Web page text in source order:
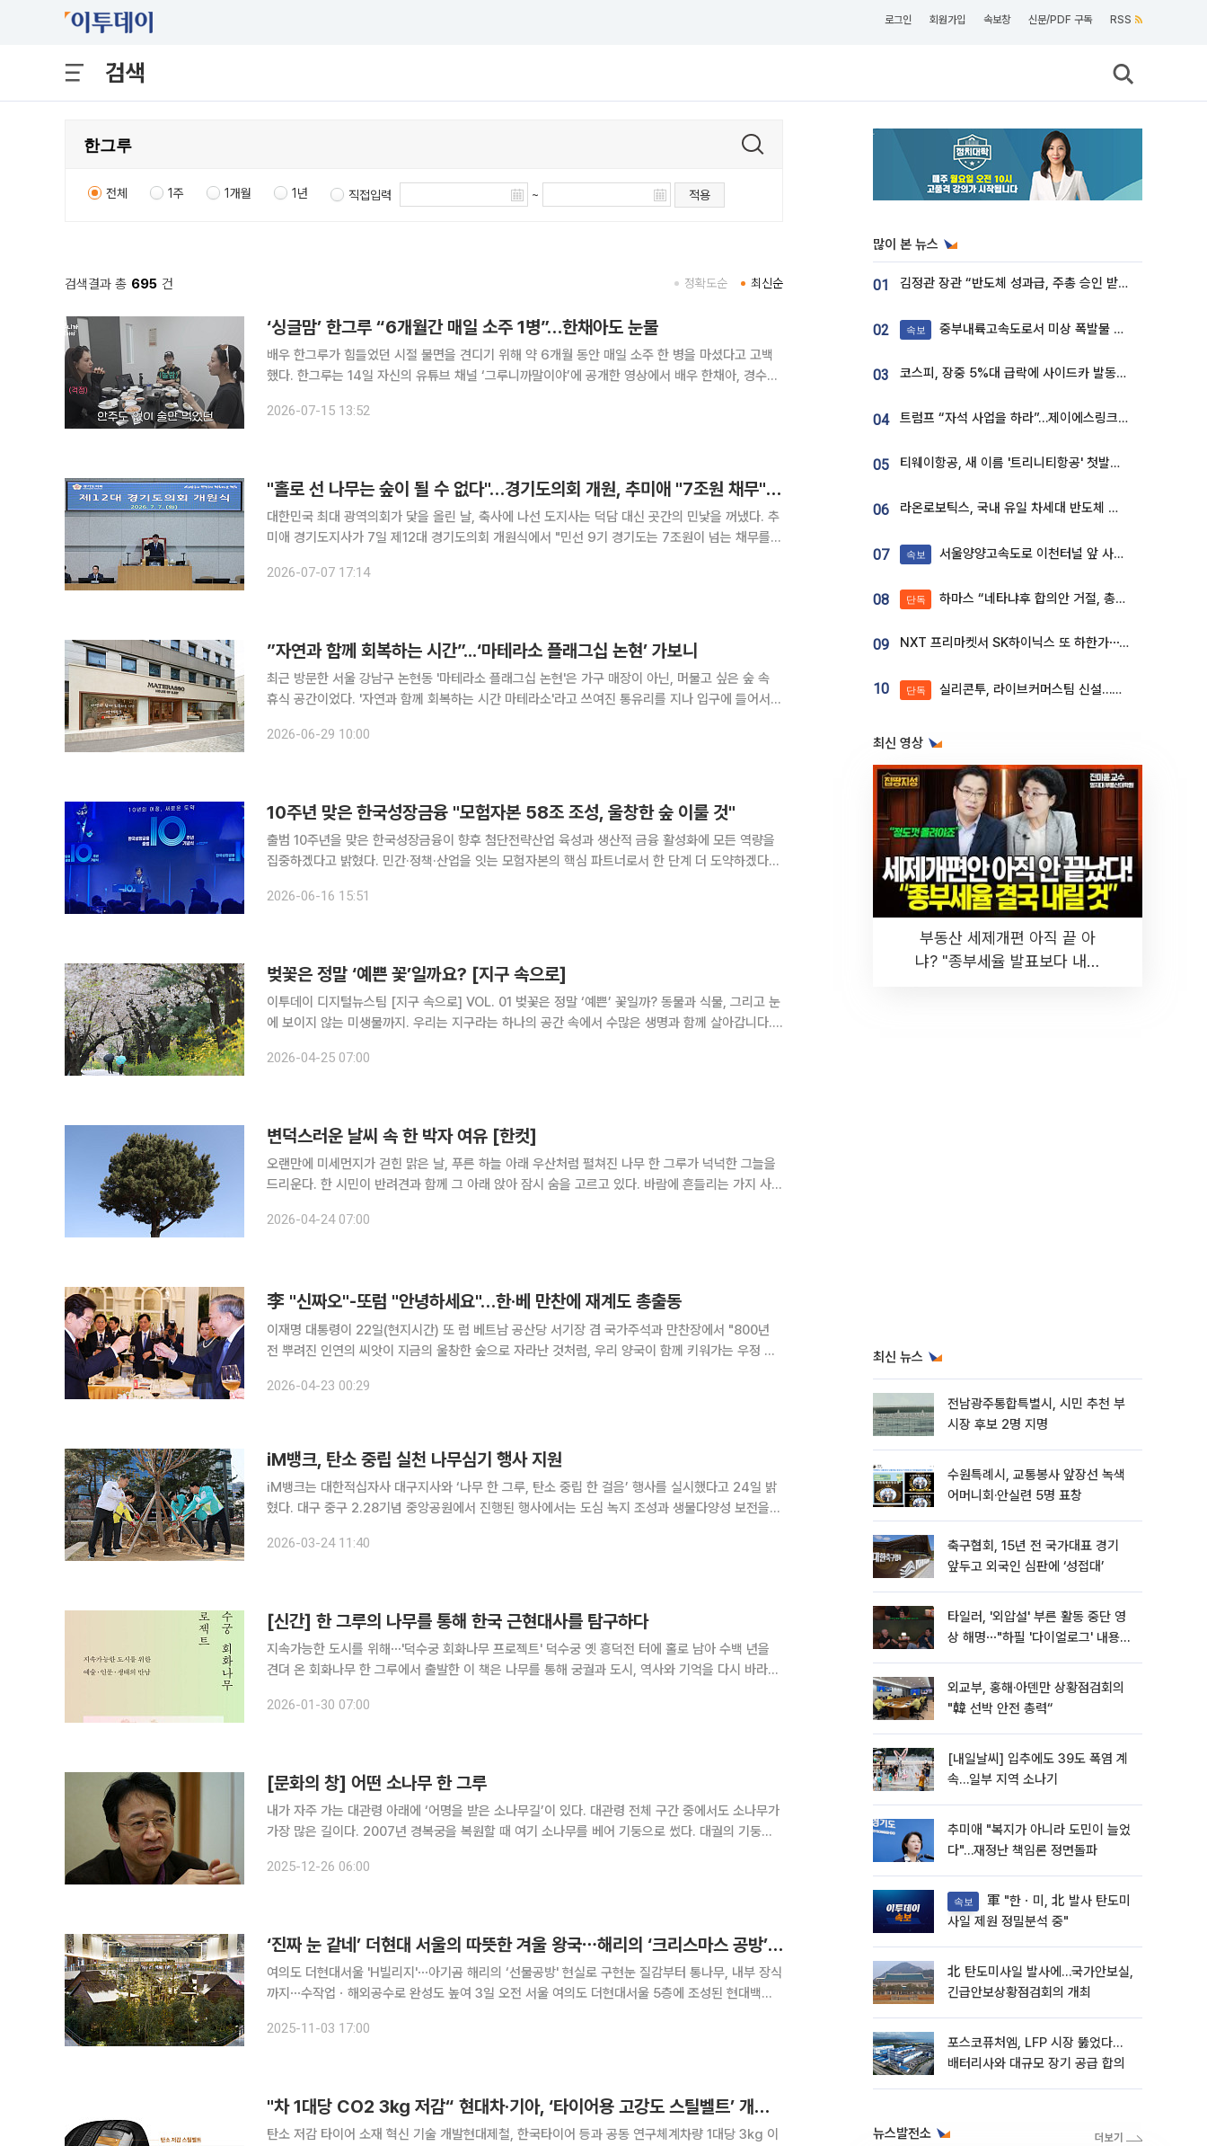
로그인 회원가입 속보창 신문/PDF 구독 RSS
검색
전체 1주 1개월 1년 직접입력 ~ 적용
검색결과 총 695 건 최신순
정확도순
‘싱글맘’ 한그루 “6개월간 매일 소주 1병”…한채아도 눈물
배우 한그루가 힘들었던 시절 불면을 견디기 위해 약 6개월 동안 매일 소주 한 병을 마셨다고 고백
했다. 한그루는 14일 자신의 유튜브 채널 ‘그루니까말이야’에 공개한 영상에서 배우 한채아, 경수진
“평소에는 술을 잘 마시지 않는다”면서도 “예전에 한동안 정말
2026-07-15 13:52
"홀로 선 나무는 숲이 될 수 없다"…경기도의회 개원, 추미애 "7조원 채무" 직격
대한민국 최대 광역의회가 닻을 올린 날, 축사에 나선 도지사는 덕담 대신 곳간의 민낯을 꺼냈다. 추
미애 경기도지사가 7일 제12대 경기도의회 개원식에서 "민선 9기 경기도는 7조원이 넘는 채무를
신임 의장은 '나무 한 그루는 숲이 될 수 없다'는 독목불성림(
2026-07-07 17:14
”자연과 함께 회복하는 시간”...‘마테라소 플래그십 논현’ 가보니
최근 방문한 서울 강남구 논현동 '마테라소 플래그십 논현'은 가구 매장이 아닌, 머물고 싶은 숲 속
휴식 공간이었다. '자연과 함께 회복하는 시간 마테라소'라고 쓰여진 통유리를 지나 입구에 들어서니
환경 수면 브랜드다. 신세계까사는 까사미아의 매트리스 시리즈였
2026-06-29 10:00
10주년 맞은 한국성장금융 "모험자본 58조 조성, 울창한 숲 이룰 것"
출범 10주년을 맞은 한국성장금융이 향후 첨단전략산업 육성과 생산적 금융 활성화에 모든 역량을
집중하겠다고 밝혔다. 민간·정책·산업을 잇는 모험자본의 핵심 파트너로서 한 단계 더 도약하겠다는
기념식'을 개최했다. 이날 행사에는 이억원 금융위원장, 박상진
2026-06-16 15:51
벚꽃은 정말 ‘예쁜 꽃’일까요? [지구 속으로]
이투데이 디지털뉴스팀 [지구 속으로] VOL. 01 벚꽃은 정말 ‘예쁜’ 꽃일까? 동물과 식물, 그리고 눈
에 보이지 않는 미생물까지. 우리는 지구라는 하나의 공간 속에서 수많은 생명과 함께 살아갑니다.
2026-04-25 07:00
변덕스러운 날씨 속 한 박자 여유 [한컷]
오랜만에 미세먼지가 걷힌 맑은 날, 푸른 하늘 아래 우산처럼 펼쳐진 나무 한 그루가 넉넉한 그늘을
드리운다. 한 시민이 반려견과 함께 그 아래 앉아 잠시 숨을 고르고 있다. 바람에 흔들리는 가지 사이
처음으로 4월 하순 한파특보까지 내려지는 등 변덕스러운 날씨
2026-04-24 07:00
李 "신짜오"-또럼 "안녕하세요"…한·베 만찬에 재계도 총출동
이재명 대통령이 22일(현지시간) 또 럼 베트남 공산당 서기장 겸 국가주석과 만찬장에서 "800년
전 뿌려진 인연의 씨앗이 지금의 울창한 숲으로 자라난 것처럼, 우리 양국이 함께 키워가는 우정 역
양국 정부 인사와 함께 한국 주요 기업 경영진도 대거 참석해 경
2026-04-23 00:29
iM뱅크, 탄소 중립 실천 나무심기 행사 지원
iM뱅크는 대한적십자사 대구지사와 ‘나무 한 그루, 탄소 중립 한 걸음’ 행사를 실시했다고 24일 밝
혔다. 대구 중구 2.28기념 중앙공원에서 진행된 행사에서는 도심 녹지 조성과 생물다양성 보전을
영산홍 등 총 4000주의 묘목과 꽃을 식재했다.
2026-03-24 11:40
[신간] 한 그루의 나무를 통해 한국 근현대사를 탐구하다
지속가능한 도시를 위해⋯'덕수궁 회화나무 프로젝트' 덕수궁 옛 흥덕전 터에 홀로 남아 수백 년을
견뎌 온 회화나무 한 그루에서 출발한 이 책은 나무를 통해 궁궐과 도시, 역사와 기억을 다시 바라보
정에 이르렀던 회화나무. 2011년 부지 반환 이후 기적
2026-01-30 07:00
[문화의 창] 어떤 소나무 한 그루
내가 자주 가는 대관령 아래에 ‘어명을 받은 소나무길’이 있다. 대관령 전체 구간 중에서도 소나무가
가장 많은 길이다. 2007년 경복궁을 복원할 때 여기 소나무를 베어 기둥으로 썼다. 대궐의 기둥으
2025-12-26 06:00
‘진짜 눈 같네’ 더현대 서울의 따뜻한 겨울 왕국⋯해리의 ‘크리스마스 공방’[가보니]
여의도 더현대서울 'H빌리지'⋯아기곰 해리의 ‘선물공방' 현실로 구현눈 질감부터 통나무, 내부 장식
까지⋯수작업ㆍ해외공수로 완성도 높여 3일 오전 서울 여의도 더현대서울 5층에 조성된 현대백화
며진 입구를 지나니 새하얀 겨울 마을과 숲이 펼쳐졌다. 산타와 엘프
2025-11-03 17:00
"차 1대당 CO2 3㎏ 저감“ 현대차·기아, ‘타이어용 고강도 스틸벨트’ 개발 성공
탄소 저감 타이어 소재 혁신 기술 개발현대제철, 한국타이어 등과 공동 연구체계차량 1대당 3kg 이
많이 본 뉴스
01 김정관 장관 “반도체 성과급, 주총 승인 받도록”…상법·자본시장법 개정 시사
02 속보 중부내륙고속도로서 미상 폭발물 발견
03 코스피, 장중 5%대 급락에 사이드카 발동…삼성·SK 동반 폭락
04 트럼프 “자석 사업을 하라”…제이에스링크, 비중국 영구자석 공급망 구축 속도
05 티웨이항공, 새 이름 '트리니티항공' 첫발…SSC 전략 본격화
06 라온로보틱스, 국내 유일 차세대 반도체 공정 로봇 개발 ‘고객사 테스트 진행’
07 속보 서울양양고속도로 이천터널 앞 사고 발생
08 단독 하마스 “네타냐후 합의안 거절, 총선 앞두고 시간 끌기”
09 NXT 프리마켓서 SK하이닉스 또 하한가⋯‘11주 거래’에 시초가 왜곡
10 단독 실리콘투, 라이브커머스팀 신설…K뷰티 ‘글로벌 판매망’ 확대[K뷰티 라방戰]
최신 영상
부동산 세제개편 아직 끝 아
냐? "종부세율 발표보다 내릴
최신 뉴스
전남광주통합특별시, 시민 추천 부
시장 후보 2명 지명
수원특례시, 교통봉사 앞장선 녹색
어머니회·안실련 5명 표창
축구협회, 15년 전 국가대표 경기
앞두고 외국인 심판에 ‘성접대’
타일러, '외압설' 부른 활동 중단 영
상 해명⋯"하필 '다이얼로그' 내용이
외교부, 홍해·아덴만 상황점검회의
"韓 선박 안전 총력“
[내일날씨] 입추에도 39도 폭염 계
속…일부 지역 소나기
추미애 "복지가 아니라 도민이 늘었
다"…재정난 책임론 정면돌파
속보
사일 제원 정밀분석 중"
北 탄도미사일 발사에…국가안보실,
긴급안보상황점검회의 개최
포스코퓨처엠, LFP 시장 뚫었다…
배터리사와 대규모 장기 공급 합의
뉴스발전소